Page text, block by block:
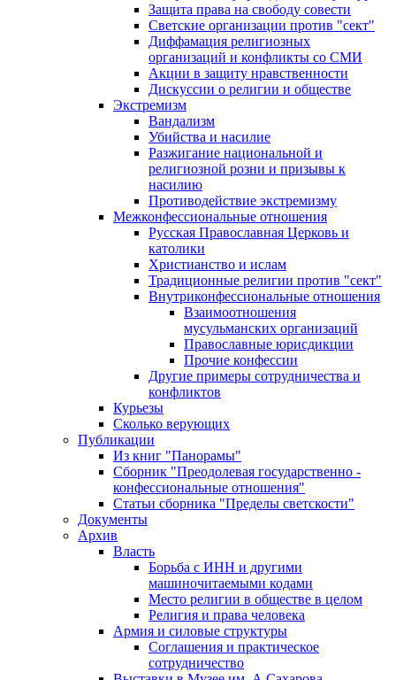
Защита права на свободу совести
Светские организации против "сект"
Диффамация религиозных
организаций и конфликты со СМИ
Акции в защиту нравственности
Дискуссии о религии и обществе
Экстремизм
Вандализм
Убийства и насилие
Разжигание национальной и
религиозной розни и призывы к
насилию
Противодействие экстремизму
Межконфессиональные отношения
Русская Православная Церковь и
католики
Христианство и ислам
Традиционные религии против "сект"
Внутриконфессиональные отношения
Взаимоотношения
мусульманских организаций
Православные юрисдикции
Прочие конфессии
Другие примеры сотрудничества и
конфликтов
Курьезы
Сколько верующих
Публикации
Из книг "Панорамы"
Сборник "Преодолевая государственно -
конфессиональные отношения"
Статьи сборника "Пределы светскости"
Документы
Архив
Власть
Борьба с ИНН и другими
машиночитаемыми кодами
Место религии в обществе в целом
Религия и права человека
Армия и силовые структуры
Соглашения и практическое
сотрудничество